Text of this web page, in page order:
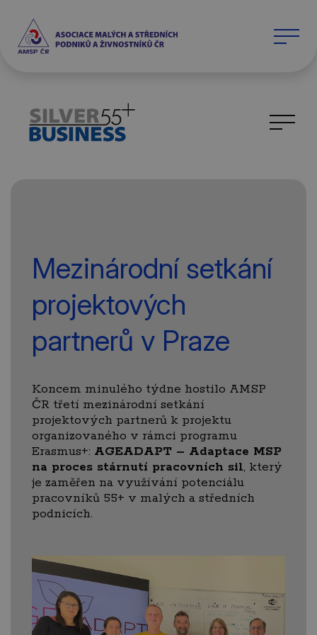
Mezinárodní setkání
projektových
partnerů v Praze
Koncem minulého týdne hostilo AMSP
ČR třetí mezinárodní setkání
projektových partnerů k projektu
organizovaného v rámci programu
Erasmus+: AGEADAPT – Adaptace MSP
na proces stárnutí pracovních sil, který
je zaměřen na využívání potenciálu
pracovníků 55+ v malých a středních
podnicích.